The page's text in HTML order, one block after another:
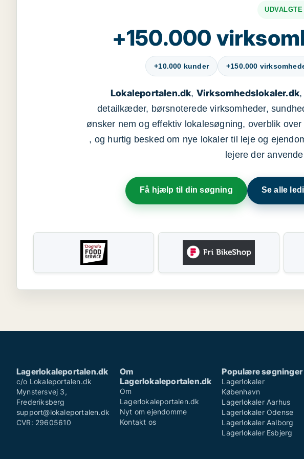
+150.000
+10.000 kunder +150.000
Lokaleportalen.dk, Virksomhedslokaler.dk,
detailkæder, børsnoterede virksomheder,
ønsker nem og effektiv lokalesøgning, overblik
, og hurtig besked om nye lokaler til leje og
lejere der
Få hjælp til din søgning Se alle
Lagerlokaleportalen.dk
c/o Lokaleportalen.dk
Mynstersvej 3,
Frederiksberg
support@lokaleportalen.dk
CVR: 29605610
Om
Lagerlokaleportalen.dk
Om
Lagerlokaleportalen.dk
Nyt om ejendomme
Kontakt os
Populære søgninger
Lagerlokaler
København
Lagerlokaler Aarhus
Lagerlokaler Odense
Lagerlokaler Aalborg
Lagerlokaler Esbjerg